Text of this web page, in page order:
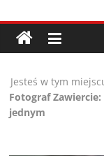
do
treści
oraz
Jesteś w tym
Fotograf
jednym